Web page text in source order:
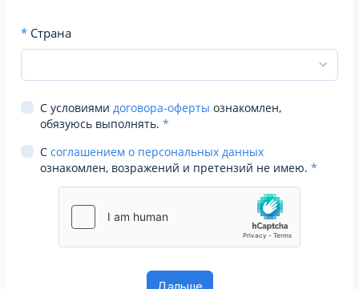
* Страна
С условиями договора-оферты ознакомлен,
обязуюсь выполнять. *
С соглашением о персональных данных
ознакомлен, возражений и претензий не имею. *